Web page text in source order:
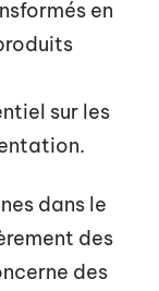
en
sur les
dans le
des
des